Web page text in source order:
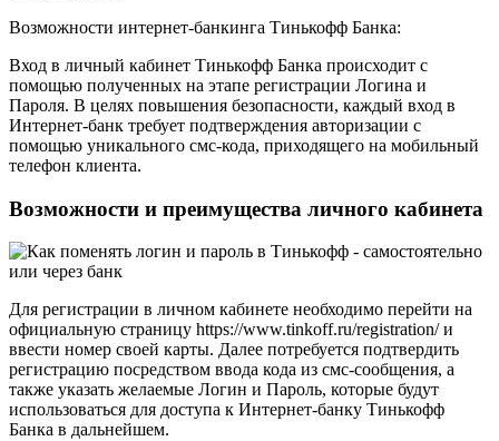
Возможности интернет-банкинга Тинькофф Банка:
Вход в личный кабинет Тинькофф Банка происходит с
помощью полученных на этапе регистрации Логина и
Пароля. В целях повышения безопасности, каждый вход в
Интернет-банк требует подтверждения авторизации с
помощью уникального смс-кода, приходящего на мобильный
телефон клиента.
Возможности и преимущества личного кабинета
Для регистрации в личном кабинете необходимо перейти на
официальную страницу https://www.tinkoff.ru/registration/ и
ввести номер своей карты. Далее потребуется подтвердить
регистрацию посредством ввода кода из смс-сообщения, а
также указать желаемые Логин и Пароль, которые будут
использоваться для доступа к Интернет-банку Тинькофф
Банка в дальнейшем.